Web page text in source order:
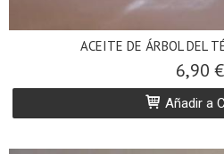
ACEITE DE ÁRBOL DEL
6,90 €
Añadir a